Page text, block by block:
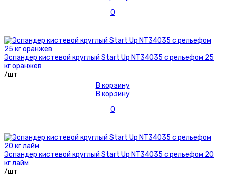
0
Эспандер кистевой круглый Start Up NT34035 с рельефом 25
кг оранжев
/шт
В корзину
В корзину
0
Эспандер кистевой круглый Start Up NT34035 с рельефом 20
кг лайм
/шт